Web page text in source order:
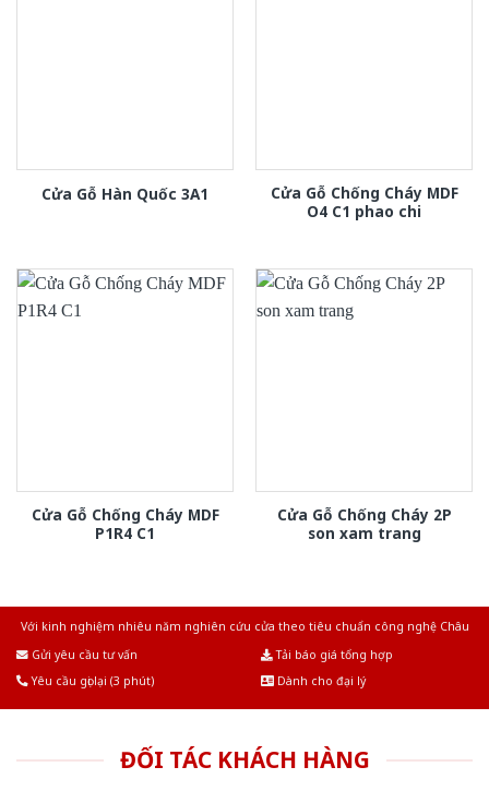
Cửa Gỗ Hàn Quốc 3A1
Cửa Gỗ Chống Cháy MDF
O4 C1 phao chi
Cửa Gỗ Chống Cháy MDF
P1R4 C1
Cửa Gỗ Chống Cháy 2P
son xam trang
Với kinh nghiệm nhiêu năm nghiên cứu cửa theo tiêu chuẩn công nghệ Châu
Gửi yêu cầu tư vấn
Tải báo giá tổng hợp
Yêu cầu gọi lại (3 phút)
Dành cho đại lý
ĐỐI TÁC KHÁCH HÀNG